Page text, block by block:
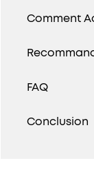
Comment
FAQ
Conclusion